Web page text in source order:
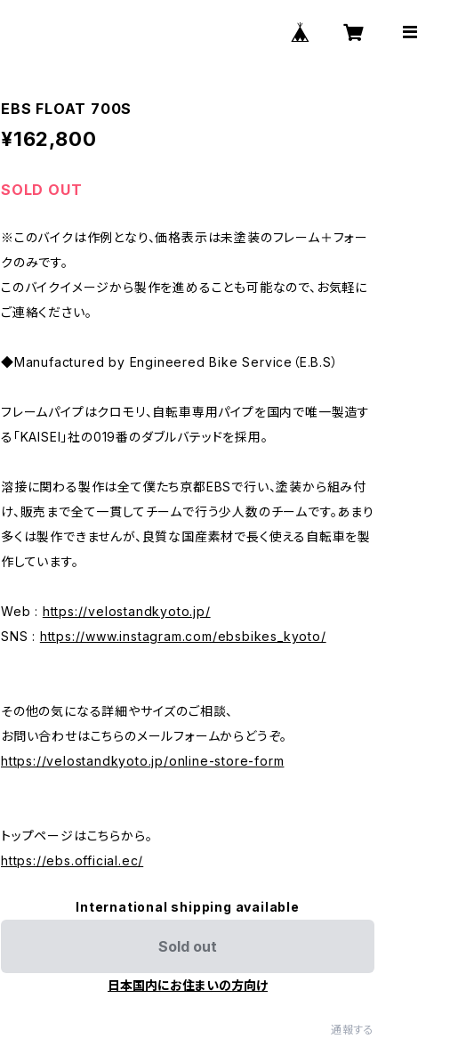
EBS FLOAT 700S
¥162,800
SOLD OUT
※このバイクは作例となり、価格表示は未塗装のフレーム＋フォー
クのみです。
このバイクイメージから製作を進めることも可能なので、お気軽に
ご連絡ください。
◆Manufactured by Engineered Bike Service（E.B.S）
フレームパイプはクロモリ、自転車専用パイプを国内で唯一製造す
る「KAISEI」社の019番のダブルバテッドを採用。
溶接に関わる製作は全て僕たち京都EBSで行い、塗装から組み付
け、販売まで全て一貫してチームで行う少人数のチームです。あまり
多くは製作できませんが、良質な国産素材で長く使える自転車を製
作しています。
Web : https://velostandkyoto.jp/
SNS : https://www.instagram.com/ebsbikes_kyoto/
その他の気になる詳細やサイズのご相談、
お問い合わせはこちらのメールフォームからどうぞ。
https://velostandkyoto.jp/online-store-form
トップページはこちらから。
https://ebs.official.ec/
International shipping available
Sold out
日本国内にお住まいの方向け
通報する